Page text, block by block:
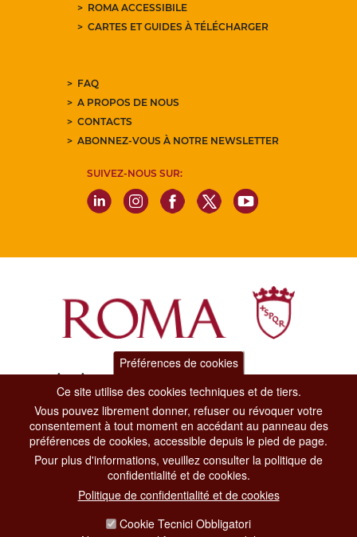
ROMA ACCESSIBILE
CARTES ET GUIDES À TÉLÉCHARGER
FAQ
A PROPOS DE NOUS
CONTACTS
ABONNEZ-VOUS À NOTRE NEWSLETTER
SUIVEZ-NOUS SUR:
Dipartimento Grandi Eventi, Sport, Turismo e Moda.
Via di San Basilio, 51
00187 Roma
CONTACT CENTER TEL. 06 06 08
CONTATTA LA REDAZIONE
PRIVACY
Préférences de cookies
Ce site utilise des cookies techniques et de tiers.
Vous pouvez librement donner, refuser ou révoquer votre
consentement à tout moment en accédant au panneau des
préférences de cookies, accessible depuis le pied de page.
Pour plus d'informations, veuillez consulter la politique de
confidentialité et de cookies.
Politique de confidentialité et de cookies
Cookie Tecnici Obbligatori